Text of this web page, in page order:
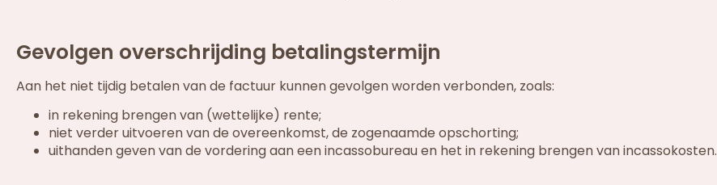
Gevolgen overschrijding betalingstermijn
Aan het niet tijdig betalen van de factuur kunnen gevolgen worden verbonden, zoals:
in rekening brengen van (wettelijke) rente;
niet verder uitvoeren van de overeenkomst, de zogenaamde opschorting;
uithanden geven van de vordering aan een incassobureau en het in rekening brengen van incassokosten.